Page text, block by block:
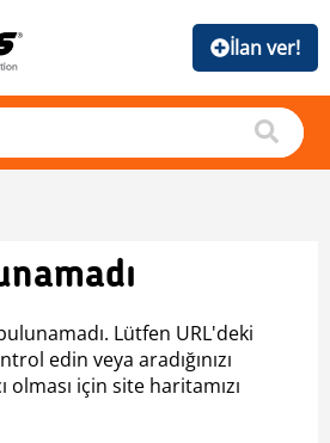
İlan ver!
Lütfen URL'deki
edin veya aradığınızı
olması için site haritamızı